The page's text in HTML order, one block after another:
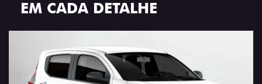
EM CADA DETALHE